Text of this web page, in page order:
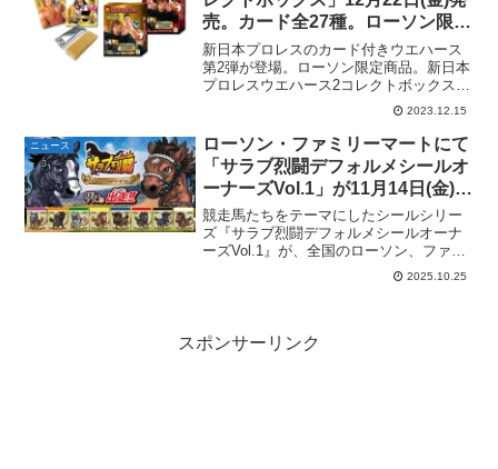
売。カード全27種。ローソン限
定。
新日本プロレスのカード付きウエハース
第2弾が登場。ローソン限定商品。新日本
プロレスウエハース2コレクトボックス発
売予定日2023年12月22日(金)参考価格1個
290円（税込）ラインナップシール 全33
種〉メルカリで検索する 商品解説ミル...
2023.12.15
ニュース
ローソン・ファミリーマートにて
「サラブ烈闘デフォルメシールオ
ーナーズVol.1」が11月14日(金)発
売。全45種。
競走馬たちをテーマにしたシールシリー
ズ『サラブ烈闘デフォルメシールオーナ
ーズVol.1』が、全国のローソン、ファミ
リーマート(一部店舗を除く)にて、2025
年11月14日(金)より販売開始。シールサ
2025.10.25
スポンサーリンク